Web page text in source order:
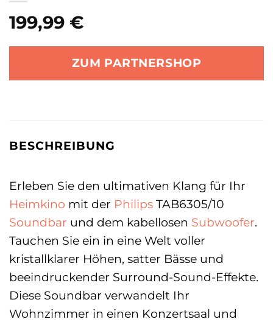
199,99 €
ZUM PARTNERSHOP
BESCHREIBUNG
Erleben Sie den ultimativen Klang für Ihr
Heimkino mit der Philips TAB6305/10
Soundbar und dem kabellosen Subwoofer.
Tauchen Sie ein in eine Welt voller
kristallklarer Höhen, satter Bässe und
beeindruckender Surround-Sound-Effekte.
Diese Soundbar verwandelt Ihr
Wohnzimmer in einen Konzertsaal und